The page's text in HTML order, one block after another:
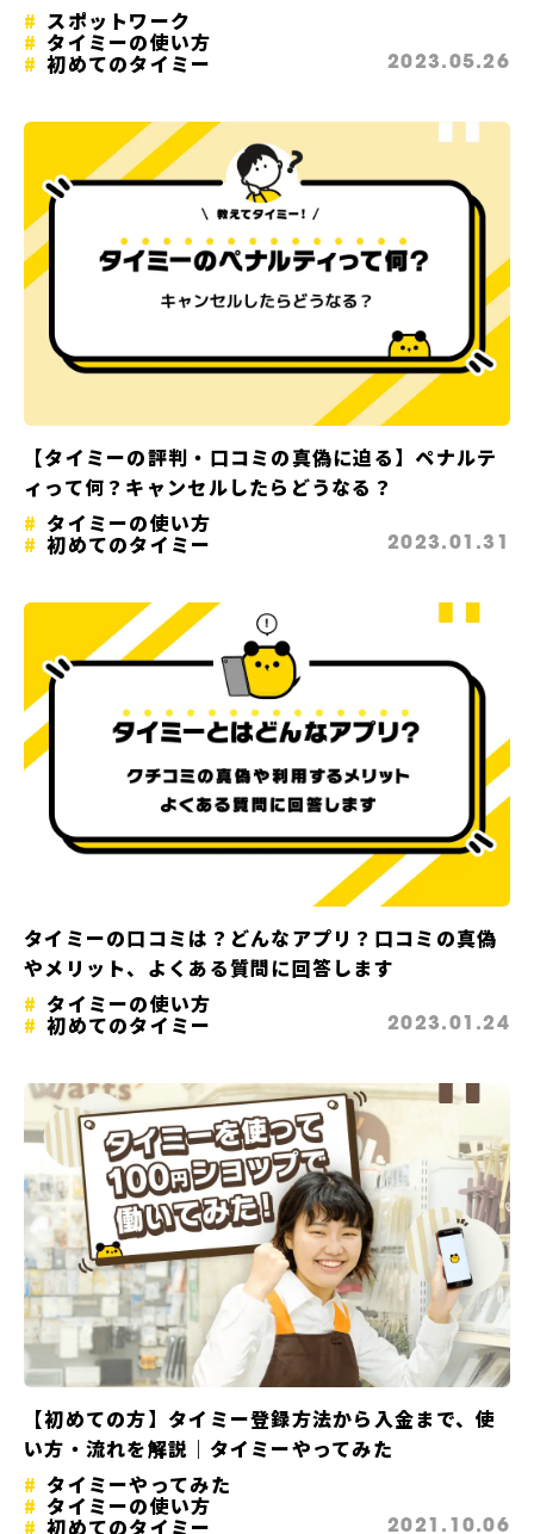
スポットワーク
タイミーの使い方
初めてのタイミー 2023.05.26
【タイミーの評判・口コミの真偽に迫る】ペナルテ
ィって何？キャンセルしたらどうなる？
タイミーの使い方
初めてのタイミー 2023.01.31
タイミーの口コミは？どんなアプリ？口コミの真偽
やメリット、よくある質問に回答します
タイミーの使い方
初めてのタイミー 2023.01.24
【初めての方】タイミー登録方法から入金まで、使
い方・流れを解説｜タイミーやってみた
タイミーやってみた
タイミーの使い方
初めてのタイミー 2021.10.06